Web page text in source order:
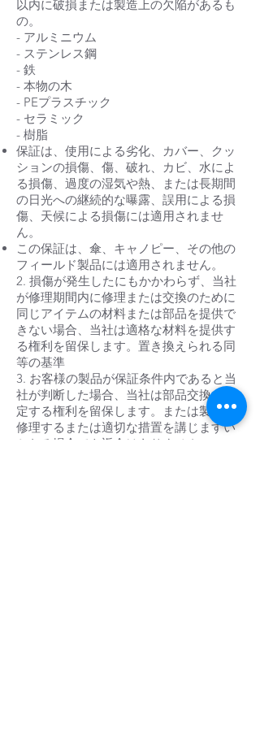
以内に破損または製造上の欠陥があるも
の。
- アルミニウム
- ステンレス鋼
- 鉄
- 本物の木
- PEプラスチック
- セラミック
- 樹脂
保証は、使用による劣化、カバー、クッ
ションの損傷、傷、破れ、カビ、水によ
る損傷、過度の湿気や熱、または長期間
の日光への継続的な曝露、誤用による損
傷、天候による損傷には適用されませ
ん。
この保証は、傘、キャノピー、その他の
フィールド製品には適用されません。
2. 損傷が発生したにもかかわらず、当社
が修理期間内に修理または交換のために
同じアイテムの材料または部品を提供で
きない場合、当社は適格な材料を提供す
る権利を留保します。置き換えられる同
等の基準
3. お客様の製品が保証条件内であると当
社が判断した場合、当社は部品交換を決
定する権利を留保します。または製品を
修理するまたは適切な措置を講じますい
かなる場合でも返金はありません。